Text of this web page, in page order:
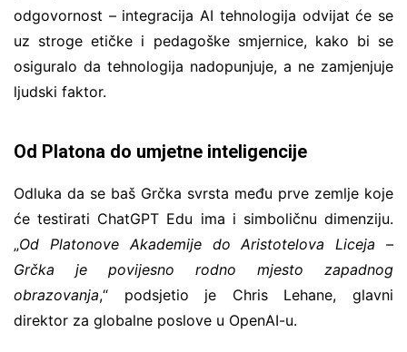
odgovornost – integracija AI tehnologija odvijat će se
uz stroge etičke i pedagoške smjernice, kako bi se
osiguralo da tehnologija nadopunjuje, a ne zamjenjuje
ljudski faktor.
Od Platona do umjetne inteligencije
Odluka da se baš Grčka svrsta među prve zemlje koje
će testirati ChatGPT Edu ima i simboličnu dimenziju.
„Od Platonove Akademije do Aristotelova Liceja –
Grčka je povijesno rodno mjesto zapadnog
obrazovanja,“ podsjetio je Chris Lehane, glavni
direktor za globalne poslove u OpenAI-u.